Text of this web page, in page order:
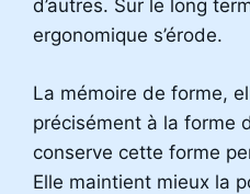
d’autres. Sur le long
ergonomique s’érode.
La mémoire de forme,
précisément à la forme
conserve cette forme
Elle maintient mieux la